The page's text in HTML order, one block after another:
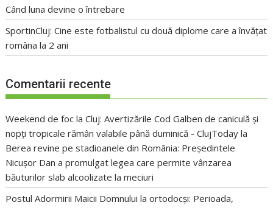
Când luna devine o întrebare
SportinCluj: Cine este fotbalistul cu două diplome care a învățat
româna la 2 ani
Comentarii recente
Weekend de foc la Cluj: Avertizările Cod Galben de caniculă și
nopți tropicale rămân valabile până duminică - ClujToday la
Berea revine pe stadioanele din România: Președintele
Nicușor Dan a promulgat legea care permite vânzarea
băuturilor slab alcoolizate la meciuri
Postul Adormirii Maicii Domnului la ortodocși: Perioada,